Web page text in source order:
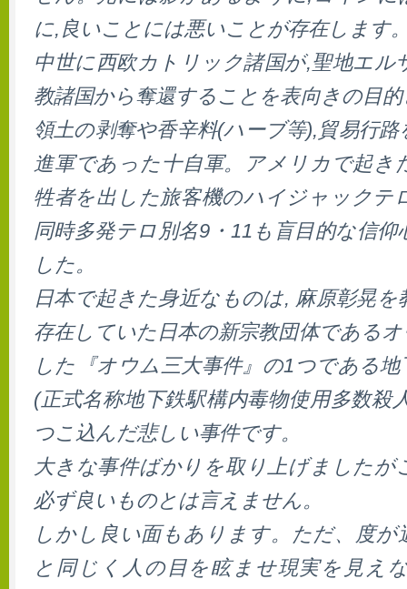
に,良いことには悪いことが存在します
中世に西欧カトリック諸国が,聖地エル
教諸国から奪還することを表向きの目
領土の剥奪や香辛料(ハーブ等),貿易行
進軍であった十自軍。アメリカで起き
牲者を出した旅客機のハイジャックテ
同時多発テロ別名9・11も盲目的な信
した。
日本で起きた身近なものは, 麻原彰晃
存在していた日本の新宗教団体である
した『オウム三大事件』の1つである
(正式名称地下鉄駅構内毒物使用多数殺
つこ込んだ悲しい事件です。
大きな事件ばかりを取り上げましたが
必ず良いものとは言えません。
しかし良い面もあります。ただ、度が
と同じく人の目を眩ませ現実を見え